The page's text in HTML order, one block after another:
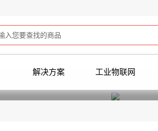
解决方案 工业物联网